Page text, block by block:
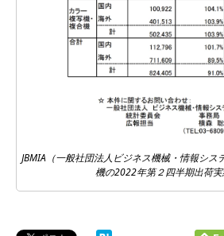
JBMIA（一般社団法人ビジネス機械・情報シス
機の2022年第２四半期出荷実